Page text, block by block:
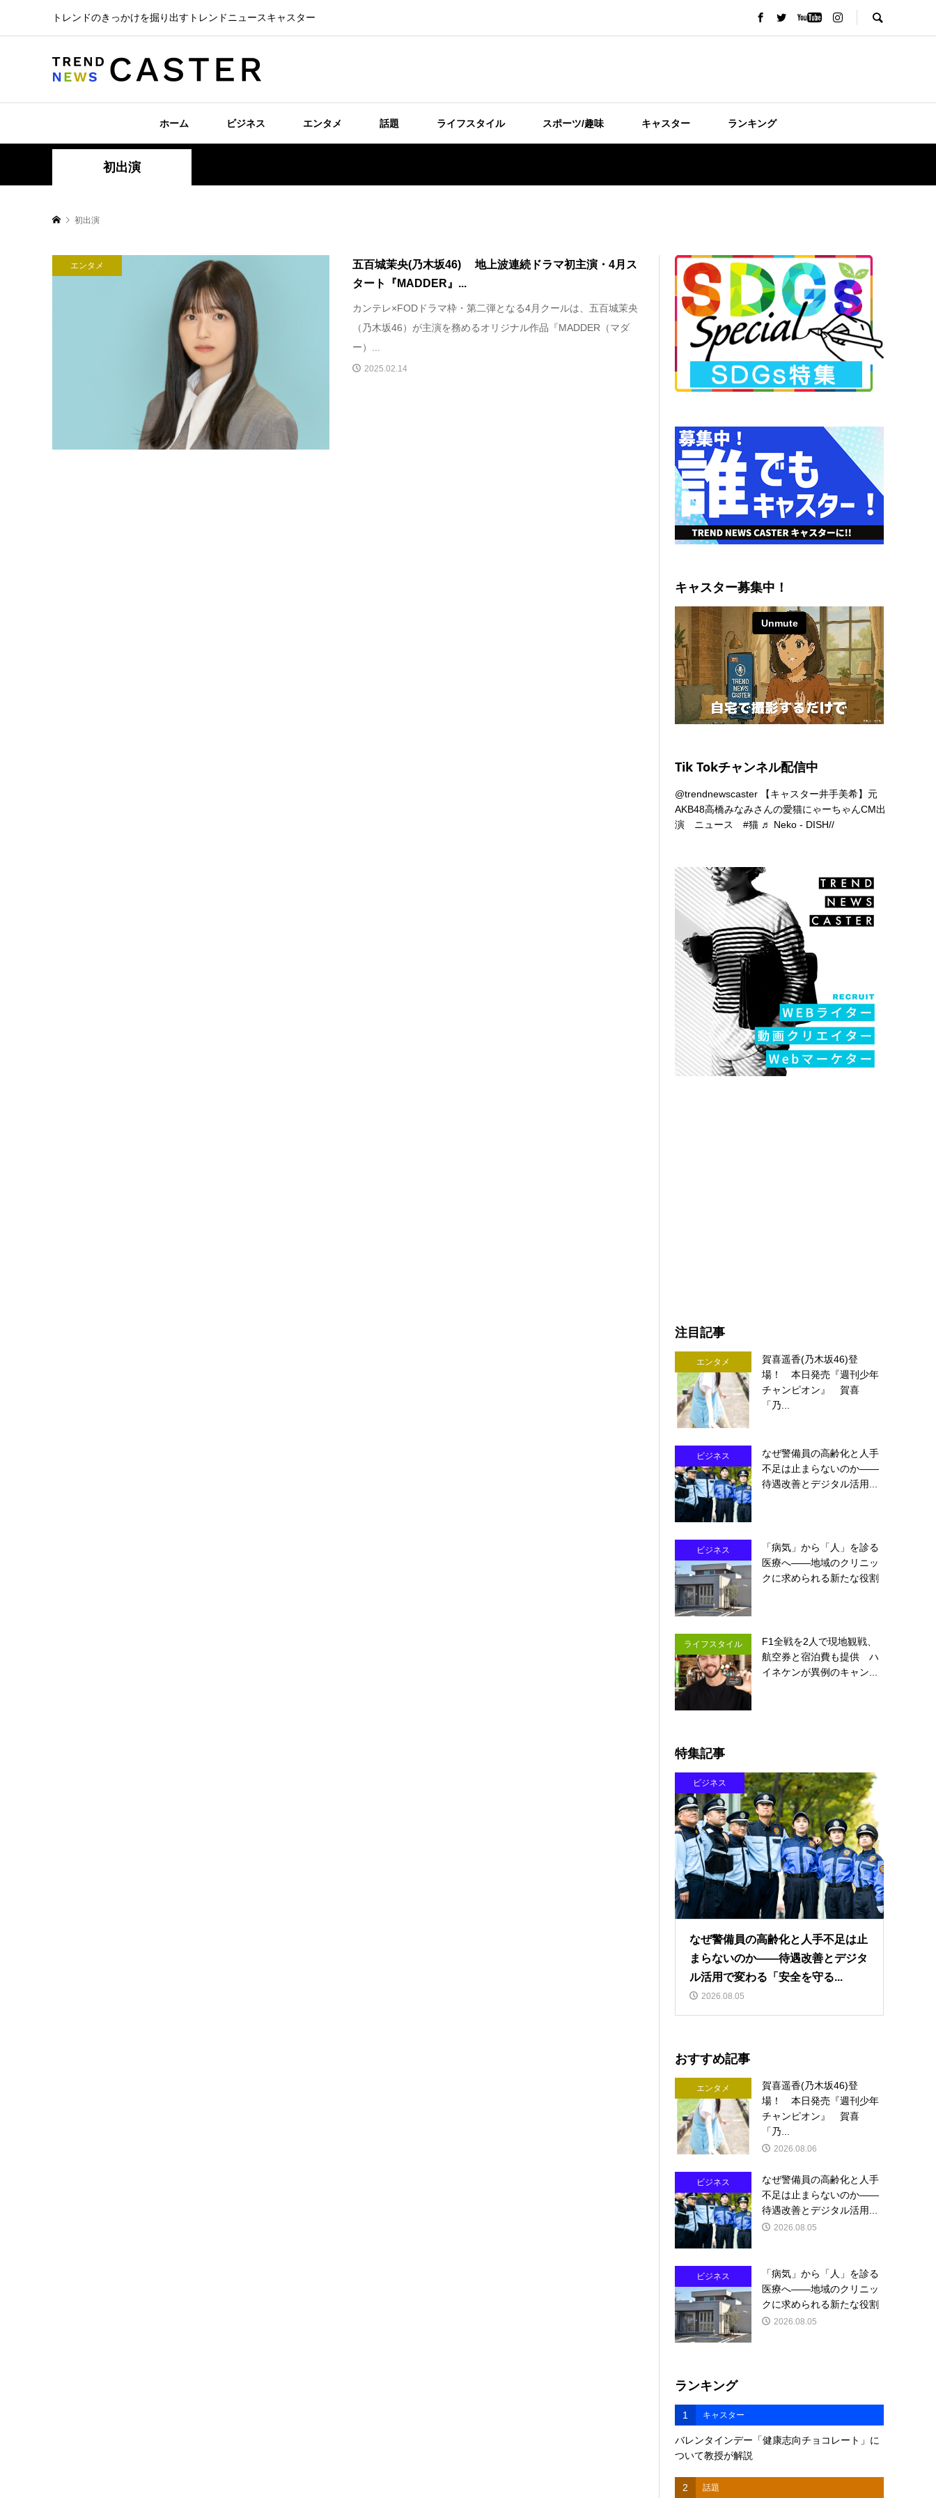
トレンドのきっかけを掘り出すトレンドニュースキャスター
ホーム ビジネス エンタメ 話題 ライフスタイル スポーツ/趣味 キャスター ランキング
初出演
初出演
エンタメ
五百城茉央(乃木坂46) 地上波連続ドラマ初主演・4月ス
タート『MADDER』...
カンテレ×FODドラマ枠・第二弾となる4月クールは、五百城茉央
（乃木坂46）が主演を務めるオリジナル作品『MADDER（マダ
ー）...
2025.02.14
キャスター募集中！
Tik Tokチャンネル配信中
@trendnewscaster 【キャスター井手美希】元
AKB48高橋みなみさんの愛猫にゃーちゃんCM出
演 ニュース#猫 ♬ Neko - DISH//
注目記事
エンタメ
賀喜遥香(乃木坂46)登
場！ 本日発売『週刊少年
チャンピオン』 賀喜
「乃...
ビジネス
なぜ警備員の高齢化と人手
不足は止まらないのか――
待遇改善とデジタル活用...
ビジネス
「病気」から「人」を診る
医療へ――地域のクリニッ
クに求められる新たな役割
ライフスタイル
F1全戦を2人で現地観戦、
航空券と宿泊費も提供 ハ
イネケンが異例のキャン...
特集記事
ビジネス
なぜ警備員の高齢化と人手不足は止
まらないのか――待遇改善とデジタ
ル活用で変わる「安全を守る...
2026.08.05
おすすめ記事
エンタメ
賀喜遥香(乃木坂46)登
場！ 本日発売『週刊少年
チャンピオン』 賀喜
「乃...
2026.08.06
ビジネス
なぜ警備員の高齢化と人手
不足は止まらないのか――
待遇改善とデジタル活用...
2026.08.05
ビジネス
「病気」から「人」を診る
医療へ――地域のクリニッ
クに求められる新たな役割
2026.08.05
ランキング
1 キャスター
バレンタインデー「健康志向チョコレート」に
ついて教授が解説
2 話題